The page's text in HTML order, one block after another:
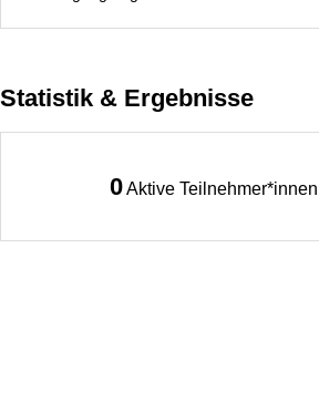
Statistik & Ergebnisse
0Aktive Teilnehmer*innen